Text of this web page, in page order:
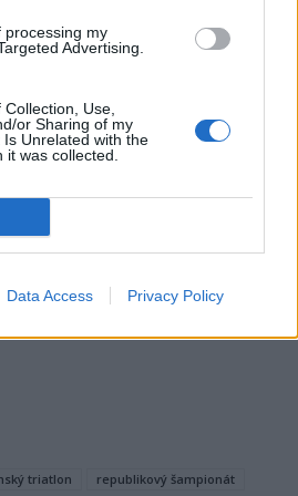
processing my
Advertising.
Use,
or Sharing of my
Unrelated with the
was collected.
Data Access Privacy Policy
triatlon
republikový šampionát